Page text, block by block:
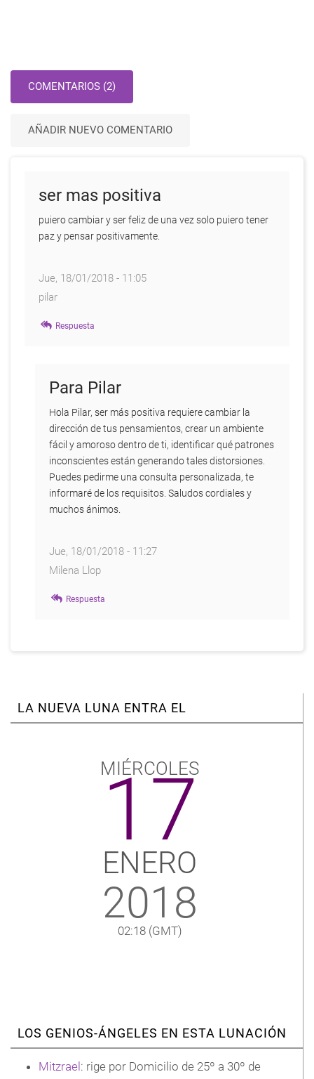
COMENTARIOS (2)
AÑADIR NUEVO COMENTARIO
ser mas positiva
puiero cambiar y ser feliz de una vez solo puiero tener
paz y pensar positivamente.
Jue, 18/01/2018 - 11:05
pilar
Respuesta
Para Pilar
Hola Pilar, ser más positiva requiere cambiar la
dirección de tus pensamientos, crear un ambiente
fácil y amoroso dentro de ti, identificar qué patrones
inconscientes están generando tales distorsiones.
Puedes pedirme una consulta personalizada, te
informaré de los requisitos. Saludos cordiales y
muchos ánimos.
Jue, 18/01/2018 - 11:27
Milena Llop
respuesta
Respuesta
LA NUEVA LUNA ENTRA EL
MIÉRCOLES
17
ENERO
2018
02:18 (GMT)
LOS GENIOS-ÁNGELES EN ESTA LUNACIÓN
Mitzrael: rige por Domicilio de 25º a 30º de